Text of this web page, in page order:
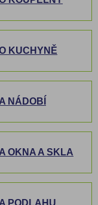
KUCHYNĚ
NÁDOBÍ
OKNA A SKLA
PODLAHU